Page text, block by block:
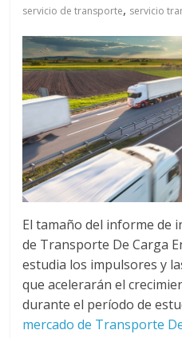
n
a
–
T
r
a
n
servicio de transporte, servicio
El tamaño del informe de
de Transporte De Carga
estudia los impulsores y
que acelerarán el
durante el período de
mercado de Transporte